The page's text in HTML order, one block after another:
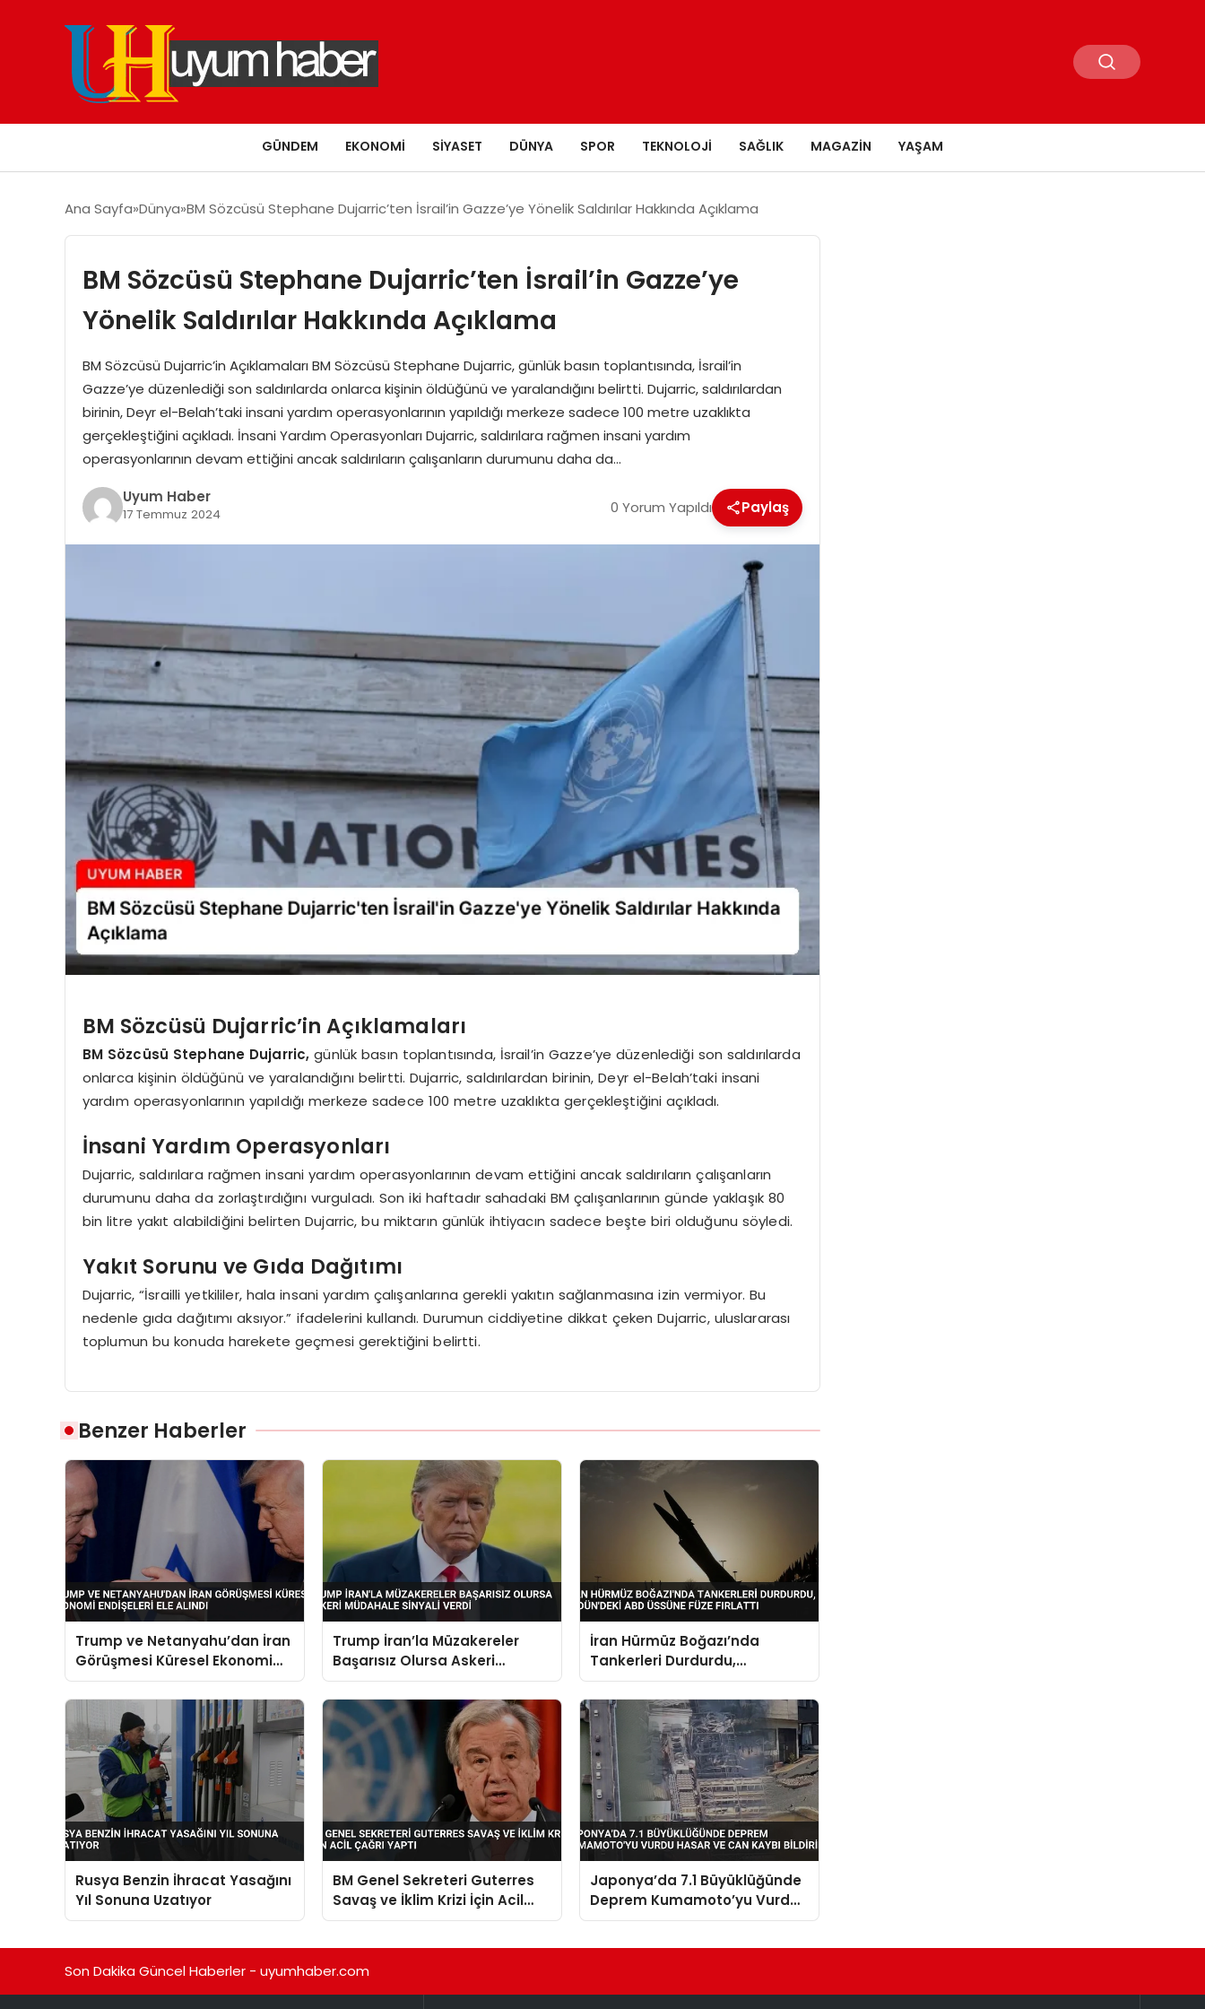
GÜNDEM EKONOMI SIYASET DÜNYA SPOR TEKNOLOJI SAĞLIK MAGAZIN YAŞAM
Ana Sayfa Dünya BM Sözcüsü Stephane Dujarric’ten İsrail’in Gazze’ye Yönelik Saldırılar Hakkında Açıklama
BM Sözcüsü Stephane Dujarric’ten İsrail’in Gazze’ye
Yönelik Saldırılar Hakkında Açıklama
BM Sözcüsü Dujarric’in Açıklamaları BM Sözcüsü Stephane Dujarric, günlük basın toplantısında, İsrail’in
Gazze’ye düzenlediği son saldırılarda onlarca kişinin öldüğünü ve yaralandığını belirtti. Dujarric, saldırılardan
birinin, Deyr el-Belah’taki insani yardım operasyonlarının yapıldığı merkeze sadece 100 metre uzaklıkta
gerçekleştiğini açıkladı. İnsani Yardım Operasyonları Dujarric, saldırılara rağmen insani yardım
operasyonlarının devam ettiğini ancak saldırıların çalışanların durumunu daha da…
Uyum Haber
17 Temmuz 2024 0 Yorum Yapıldı Paylaş
BM Sözcüsü Dujarric’in Açıklamaları
BM Sözcüsü Stephane Dujarric, günlük basın toplantısında, İsrail’in Gazze’ye düzenlediği son saldırılarda
onlarca kişinin öldüğünü ve yaralandığını belirtti. Dujarric, saldırılardan birinin, Deyr el-Belah’taki insani
yardım operasyonlarının yapıldığı merkeze sadece 100 metre uzaklıkta gerçekleştiğini açıkladı.
İnsani Yardım Operasyonları
Dujarric, saldırılara rağmen insani yardım operasyonlarının devam ettiğini ancak saldırıların çalışanların
durumunu daha da zorlaştırdığını vurguladı. Son iki haftadır sahadaki BM çalışanlarının günde yaklaşık 80
bin litre yakıt alabildiğini belirten Dujarric, bu miktarın günlük ihtiyacın sadece beşte biri olduğunu söyledi.
Yakıt Sorunu ve Gıda Dağıtımı
Dujarric, “İsrailli yetkililer, hala insani yardım çalışanlarına gerekli yakıtın sağlanmasına izin vermiyor. Bu
nedenle gıda dağıtımı aksıyor.” ifadelerini kullandı. Durumun ciddiyetine dikkat çeken Dujarric, uluslararası
toplumun bu konuda harekete geçmesi gerektiğini belirtti.
Benzer Haberler
Trump ve Netanyahu’dan İran
Görüşmesi Küresel Ekonomi
Endişeleri Ele Alındı
Trump İran’la Müzakereler
Başarısız Olursa Askeri
Müdahale Sinyali Verdi
İran Hürmüz Boğazı’nda
Tankerleri Durdurdu,
Ürdün’deki ABD Üssüne Füze
Fırlattı
Rusya Benzin İhracat Yasağını
Yıl Sonuna Uzatıyor
BM Genel Sekreteri Guterres
Savaş ve İklim Krizi İçin Acil
Çağrı Yaptı
Japonya’da 7.1 Büyüklüğünde
Deprem Kumamoto’yu Vurdu
Hasar ve Can Kaybı Bildirildi
Son Dakika Güncel Haberler - uyumhaber.com